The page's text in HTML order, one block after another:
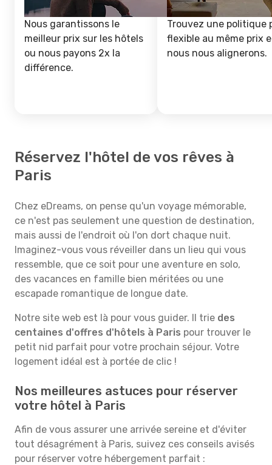
Nous garantissons le
meilleur prix sur les hôtels
ou nous payons 2x la
différence.
Trouvez une politique
flexible au même prix
nous nous alignerons.
Réservez l'hôtel de vos rêves à
Paris
Chez eDreams, on pense qu'un voyage mémorable,
ce n'est pas seulement une question de destination,
mais aussi de l'endroit où l'on dort chaque nuit.
Imaginez-vous vous réveiller dans un lieu qui vous
ressemble, que ce soit pour une aventure en solo,
des vacances en famille bien méritées ou une
escapade romantique de longue date.
Notre site web est là pour vous guider. Il trie des
centaines d'offres d'hôtels à Paris pour trouver le
petit nid parfait pour votre prochain séjour. Votre
logement idéal est à portée de clic !
Nos meilleures astuces pour réserver
votre hôtel à Paris
Afin de vous assurer une arrivée sereine et d'éviter
tout désagrément à Paris, suivez ces conseils avisés
pour réserver votre hébergement parfait :